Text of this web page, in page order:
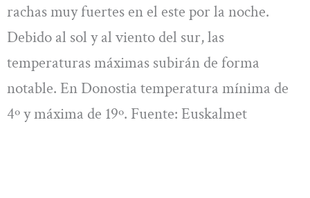
rachas muy fuertes en el este por la noche.
Debido al sol y al viento del sur, las
temperaturas máximas subirán de forma
notable. En Donostia temperatura mínima de
4º y máxima de 19º. Fuente: Euskalmet